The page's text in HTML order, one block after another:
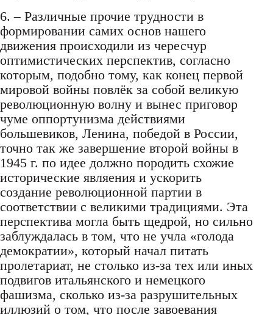
6. – Различные прочие трудности в
формировании самих основ нашего
движения происходили из чересчур
оптимистических перспектив, согласно
которым, подобно тому, как конец первой
мировой войны повлёк за собой великую
революционную волну и вынес приговор
чуме оппортунизма действиями
большевиков, Ленина, победой в России,
точно так же завершение второй войны в
1945 г. по идее должно породить схожие
исторические являения и ускорить
создание революционной партии в
соответствии с великими традициями. Эта
перспектива могла быть щедрой, но сильно
заблуждалась в том, что не учла «голода
демократии», который начал питать
пролетариат, не столько из-за тех или иных
подвигов итальянского и немецкого
фашизма, сколько из-за разрушительных
иллюзий о том, что после завоевания